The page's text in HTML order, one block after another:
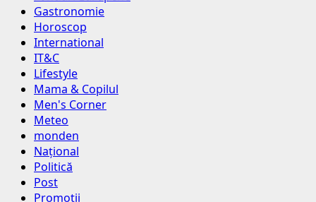
Gastronomie
Horoscop
International
IT&C
Lifestyle
Mama & Copilul
Men's Corner
Meteo
monden
Național
Politică
Post
Promotii